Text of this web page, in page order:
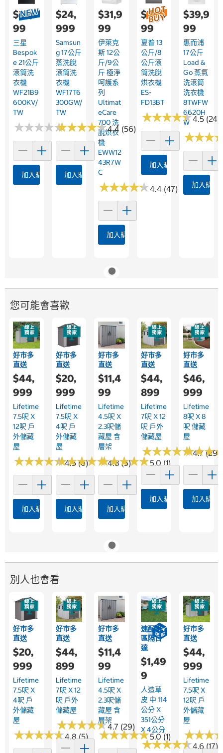
$33,9
99
三星
Bespok
E 21公斤
滾筒洗
衣機
WF21B9
600KV/
TW
★★★★★
★★★★★
加入購物車
$24,
999
Samsun
G 17公斤
蒸洗脫
滾筒洗
衣機
WF17T6
300GW/
TW
★★★★★
★★★★★4.4 (56)
加入購物車
$31,9
99
伊萊克
斯 12公
斤/9公
斤 極淨
呵護系
列
Ultimat
ECare
700 洗
脫烘衣
機
EWW12
43R7W
C
★★★★★
★★★★★4.4 (47)
加入購物車
$25,5
99
夏普 13
公斤/8
公斤滾
筒洗脫
烘衣機
ES-
FD13BT
★★★★★
★★★★★4.5 (24)
加入購物車
$39,9
99
惠而浦
17公斤
Load &
Go 蒸氣
洗滾筒
洗衣機
8TWFW
6620H
W
★★★
★★★
加入購物
您可能會喜歡
好市多
直送
$44,
999
Lifetime
7.5呎 X
12呎 戶
外儲藏
屋
★★★★★
★★★★★4.5 (6)
加入購物車
好市多
直送
$20,
999
Lifetime
7.5呎 X
4呎 戶
外儲藏
屋
★★★★★
★★★★★4.8 (5)
加入購物車
好市多
直送
$11,4
99
Lifetime
4.5呎 X
2.3呎儲
藏屋 含
層架
★★★★★
★★★★★5.0 (1)
加入購物車
好市多
直送
$44,
899
Lifetime
7呎 X 12
呎 戶外
儲藏屋
★★★★★
★★★★★4.7 (29)
加入購物車
好市多
直送
$46,
999
Lifetime
8呎 X 8
呎 儲藏
屋
★★★
★★★
加入購物
別人也會看
好市多
直送
$20,
999
Lifetime
7.5呎 X
4呎 戶
外儲藏
屋
★★★★★
★★★★★4.8 (5)
好市多
直送
$44,
899
Lifetime
7呎 X 12
呎 戶外
儲藏屋
★★★★★
★★★★★4.7 (29)
好市多
直送
$11,4
99
Lifetime
4.5呎 X
2.3呎儲
藏屋 含
層架
★★★★★
★★★★★5.0 (1)
速配限
區隔日
達
$1,49
9
人造草
皮 中 114
公分 X
351公分
X 4公分
★★★★★
★★★★★4.6 (17)
好市多
直送
$44,
999
Lifetime
7.5呎 X
12呎 戶
外儲藏
屋
★★★
★★★